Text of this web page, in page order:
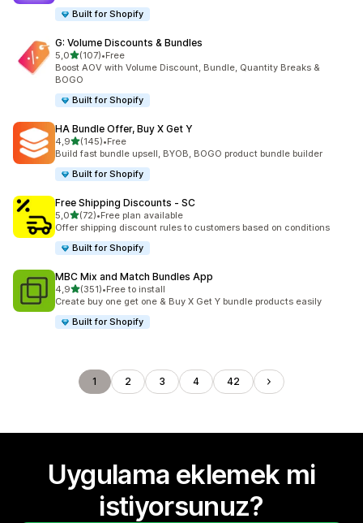
Built for Shopify
G: Volume Discounts & Bundles
5,05 yıldız üzerinden
(107)
toplam 107 değerlendirme
•Free
Boost AOV with Volume Discount, Bundle, Quantity Breaks &
BOGO
Built for Shopify
HA Bundle Offer, Buy X Get Y
4,95 yıldız üzerinden
(145)
toplam 145 değerlendirme
•Free
Build fast bundle upsell, BYOB, BOGO product bundle builder
Built for Shopify
Free Shipping Discounts ‑ SC
5,05 yıldız üzerinden
(72)
toplam 72 değerlendirme
•Free plan available
Offer shipping discount rules to customers based on conditions
Built for Shopify
MBC Mix and Match Bundles App
4,95 yıldız üzerinden
(351)
toplam 351 değerlendirme
•Free to install
Create buy one get one & Buy X Get Y bundle products easily
Built for Shopify
1 2 3 4 42
Uygulama eklemek mi
istiyorsunuz?